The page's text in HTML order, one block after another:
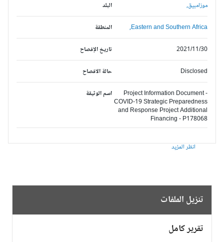
البلد موزامبيق,
المنطقة Eastern and Southern Africa,
تاريخ الإفصاح 2021/11/30
حالة الافصاح Disclosed
اسم الوثيقة
Project Information Document -
COVID-19 Strategic Preparedness
and Response Project Additional
Financing - P178068
انظر المزيد
تنزيل الملفات
تقرير كامل